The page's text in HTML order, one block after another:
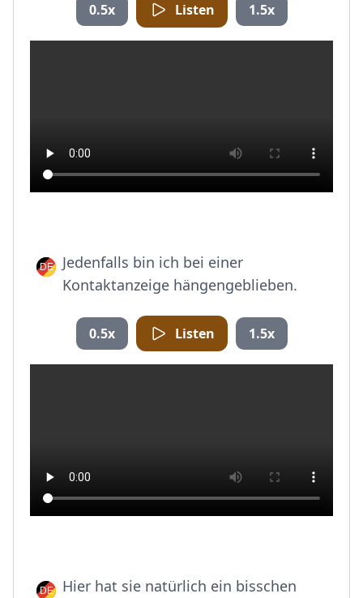
0.5x Listen 1.5x
Jedenfalls bin ich bei einer
Kontaktanzeige hängengeblieben.
0.5x Listen 1.5x
Hier hat sie natürlich ein bisschen